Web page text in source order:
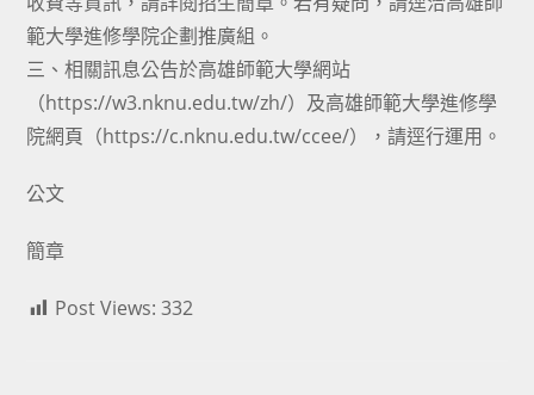
範大學進修學院企劃推廣組。
三、相關訊息公告於高雄師範大學網站
（https://w3.nknu.edu.tw/zh/）及高雄師範大學進修學
院網頁（https://c.nknu.edu.tw/ccee/），請逕行運用。
公文
簡章
Post Views: 332